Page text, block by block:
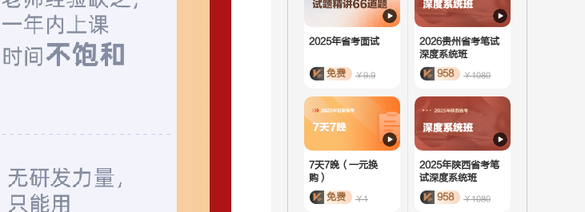
2025年省考面试
免费 ￥9.9
7天7晚（一元换
购）
免费
￥1
2026贵州省考笔试
深度系统班
958
￥1080
2025年陕西省考笔
试深度系统班
958
￥1080